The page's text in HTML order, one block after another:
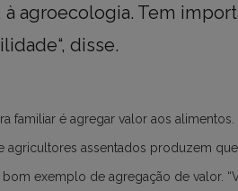
agroecologia. Tem
disse.
familiar é agregar valor aos alimentos.
agricultores assentados produzem
exemplo de agregação de valor.